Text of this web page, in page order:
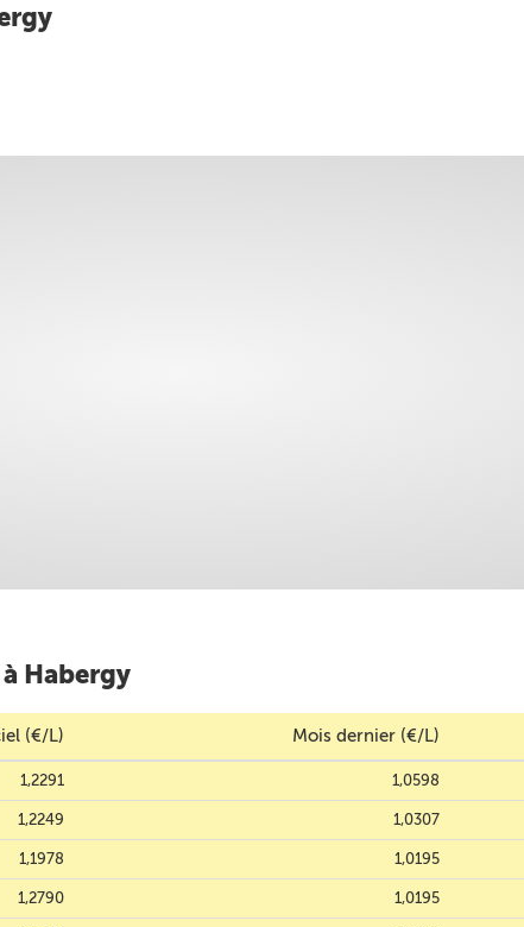
Habergy
(€/L) Mois dernier (€/L)
1,2291 1,0598
1,2249 1,0307
1,1978 1,0195
1,2790 1,0195